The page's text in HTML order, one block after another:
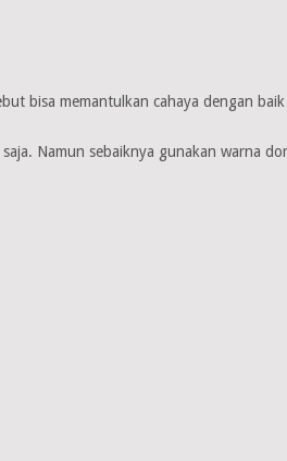
bisa memantulkan cahaya dengan
Namun sebaiknya gunakan warna